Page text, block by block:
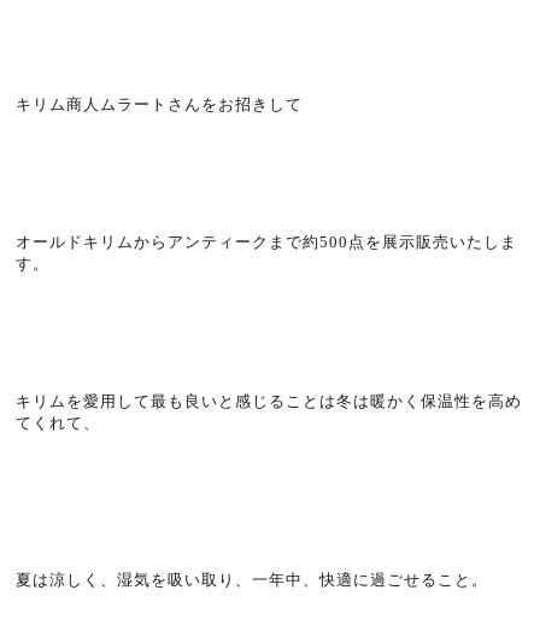
キリム商人ムラートさんをお招きして
オールドキリムからアンティークまで約500点を展示販売いたしま
す。
キリムを愛用して最も良いと感じることは冬は暖かく保温性を高め
てくれて、
夏は涼しく、湿気を吸い取り、一年中、快適に過ごせること。